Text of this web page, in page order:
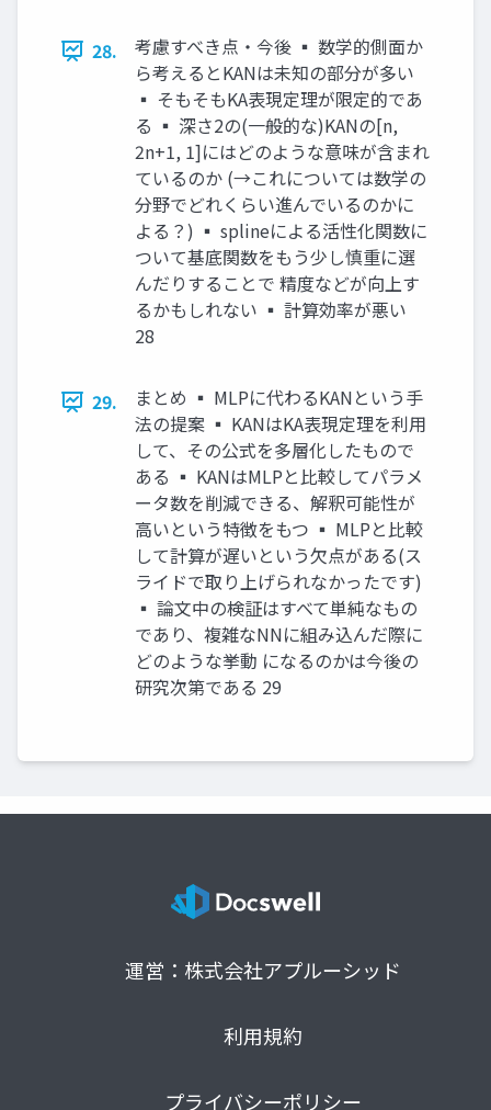
28.
考慮すべき点・今後 ▪ 数学的側面か
ら考えるとKANは未知の部分が多い
▪ そもそもKA表現定理が限定的であ
る ▪ 深さ2の(一般的な)KANの[n,
2n+1, 1]にはどのような意味が含まれ
ているのか (→これについては数学の
分野でどれくらい進んでいるのかに
よる？) ▪ splineによる活性化関数に
ついて基底関数をもう少し慎重に選
んだりすることで 精度などが向上す
るかもしれない ▪ 計算効率が悪い
28
29.
まとめ ▪ MLPに代わるKANという手
法の提案 ▪ KANはKA表現定理を利用
して、その公式を多層化したもので
ある ▪ KANはMLPと比較してパラメ
ータ数を削減できる、解釈可能性が
高いという特徴をもつ ▪ MLPと比較
して計算が遅いという欠点がある(ス
ライドで取り上げられなかったです)
▪ 論文中の検証はすべて単純なもの
であり、複雑なNNに組み込んだ際に
どのような挙動 になるのかは今後の
研究次第である 29
運営：株式会社アプルーシッド
利用規約
プライバシーポリシー